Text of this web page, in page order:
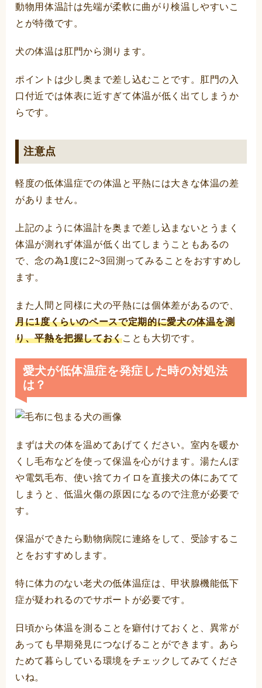
動物用体温計は先端が柔軟に曲がり検温しやすいこ
とが特徴です。
犬の体温は肛門から測ります。
ポイントは少し奥まで差し込むことです。肛門の入
口付近では体表に近すぎて体温が低く出てしまうか
らです。
注意点
軽度の低体温症での体温と平熱には大きな体温の差
がありません。
上記のように体温計を奥まで差し込まないとうまく
体温が測れず体温が低く出てしまうこともあるの
で、念の為1度に2~3回測ってみることをおすすめし
ます。
また人間と同様に犬の平熱には個体差があるので、
月に1度くらいのペースで定期的に愛犬の体温を測
り、平熱を把握しておくことも大切です。
愛犬が低体温症を発症した時の対処法
は？
まずは犬の体を温めてあげてください。室内を暖か
くし毛布などを使って保温を心がけます。湯たんぽ
や電気毛布、使い捨てカイロを直接犬の体にあてて
しまうと、低温火傷の原因になるので注意が必要で
す。
保温ができたら動物病院に連絡をして、受診するこ
とをおすすめします。
特に体力のない老犬の低体温症は、甲状腺機能低下
症が疑われるのでサポートが必要です。
日頃から体温を測ることを癖付けておくと、異常が
あっても早期発見につなげることができます。あら
ためて暮らしている環境をチェックしてみてくださ
いね。